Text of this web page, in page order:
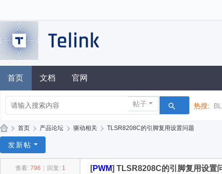
首页 文档 官网
帖子 热搜:
凌
» 首页 › 产品论坛 › 驱动相关 › TLSR8208C的引脚复用设置问题
发新帖
查看: 796 回复: 1 [PWM] TLSR8208C的引脚复用设置